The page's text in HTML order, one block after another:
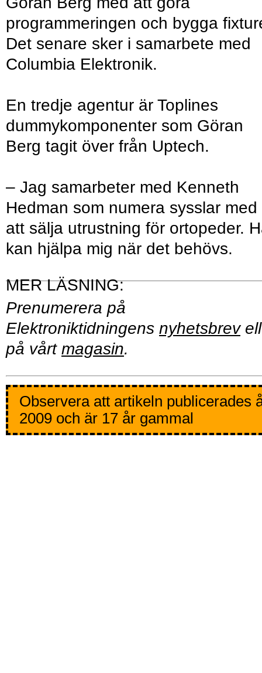
programmeringen och bygga
Det senare sker i samarbete med
Columbia Elektronik.
En tredje agentur är Toplines
dummykomponenter som Göran
Berg tagit över från Uptech.
– Jag samarbeter med Kenneth
Hedman som numera sysslar med
att sälja utrustning för ortopeder.
kan hjälpa mig när det behövs.
Prenumerera på
Elektroniktidningens nyhetsbrev
på vårt magasin.
Observera att artikeln publicerades
2009 och är 17 år gammal